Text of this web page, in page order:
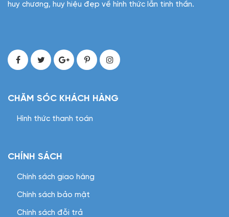
huy chương, huy hiệu đẹp về hình thức lẫn tinh thần.
CHĂM SÓC KHÁCH HÀNG
Hình thức thanh toán
CHÍNH SÁCH
Chính sách giao hàng
Chính sách bảo mật
Chính sách đỗi trả